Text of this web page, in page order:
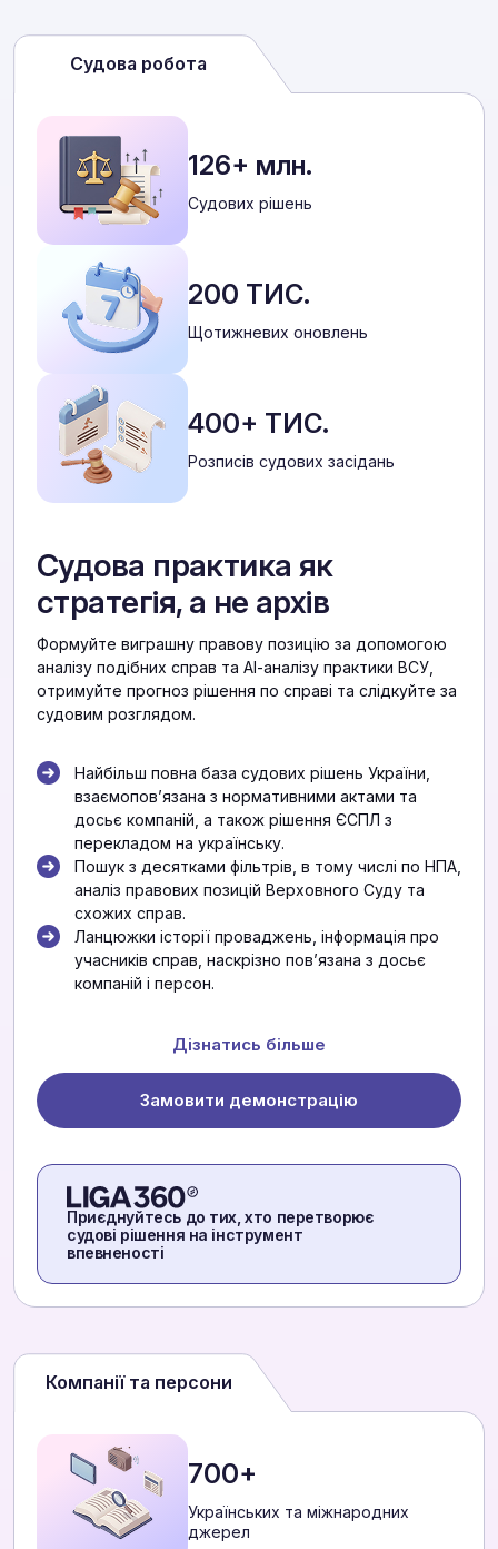
Судова робота
126+ млн.
Cудових рішень
200 ТИС.
Щотижневих оновлень
400+ ТИС.
Розписів судових засідань
Судова практика як
стратегія, а не архів
Формуйте виграшну правову позицію за допомогою
аналізу подібних справ та АІ-аналізу практики ВСУ,
отримуйте прогноз рішення по справі та слідкуйте за
судовим розглядом.
Найбільш повна база судових рішень України,
взаємоповʼязана з нормативними актами та
досьє компаній, а також рішення ЄСПЛ з
перекладом на українську.
Пошук з десятками фільтрів, в тому числі по НПА,
аналіз правових позицій Верховного Суду та
схожих справ.
Ланцюжки історії проваджень, інформація про
учасників справ, наскрізно повʼязана з досьє
компаній і персон.
Дізнатись більше
Замовити демонстрацію
Приєднуйтесь до тих, хто перетворює
судові рішення на інструмент
впевненості
Компанії та персони
700+
Українських та міжнародних
джерел